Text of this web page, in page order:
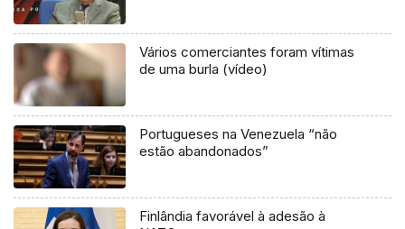
Vários comerciantes foram vítimas
de uma burla (vídeo)
Portugueses na Venezuela “não
estão abandonados”
Finlândia favorável à adesão à